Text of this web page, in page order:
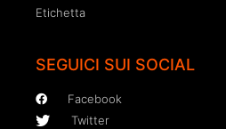
Etichetta
SEGUICI SUI SOCIAL
Facebook
Twitter